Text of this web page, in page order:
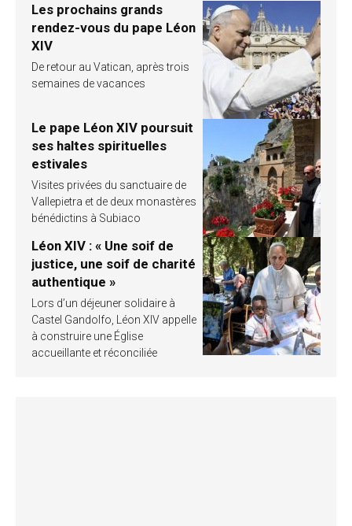
Les prochains grands
rendez-vous du pape Léon
XIV
De retour au Vatican, après trois
semaines de vacances
Le pape Léon XIV poursuit
ses haltes spirituelles
estivales
Visites privées du sanctuaire de
Vallepietra et de deux monastères
bénédictins à Subiaco
Léon XIV : « Une soif de
justice, une soif de charité
authentique »
Lors d’un déjeuner solidaire à
Castel Gandolfo, Léon XIV appelle
à construire une Église
accueillante et réconciliée